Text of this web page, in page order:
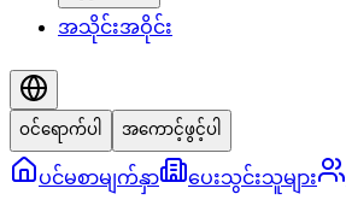
အသိုင်းအဝိုင်း
ဝင်ရောက်ပါ အကောင့်ဖွင့်ပါ
ပင်မစာမျက်နှာ ပေးသွင်းသူများ